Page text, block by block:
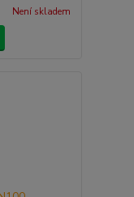
Není skladem